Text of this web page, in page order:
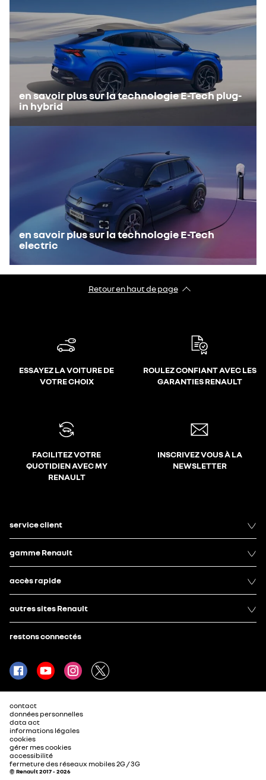
en savoir plus sur la technologie E-Tech plug-
in hybrid
en savoir plus sur la technologie E-Tech
electric
Retour en haut de page
ESSAYEZ LA VOITURE DE
VOTRE CHOIX
ROULEZ CONFIANT AVEC LES
GARANTIES RENAULT
FACILITEZ VOTRE
QUOTIDIEN AVEC MY
RENAULT
INSCRIVEZ VOUS À LA
NEWSLETTER
service client
gamme Renault
accès rapide
autres sites Renault
restons connectés
contact
données personnelles
data act
informations légales
cookies
gérer mes cookies
accessibilité
fermeture des réseaux mobiles 2G / 3G
© Renault 2017 - 2026